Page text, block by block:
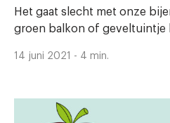
Het gaat slecht met onze
groen balkon of geveltuintje
14 juni 2021 - 4 min.